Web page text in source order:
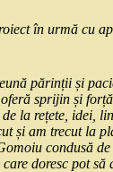
în urmă cu
părinții și
sprijin și
la rețete, idei,
și am trecut la
condusă
care doresc pot